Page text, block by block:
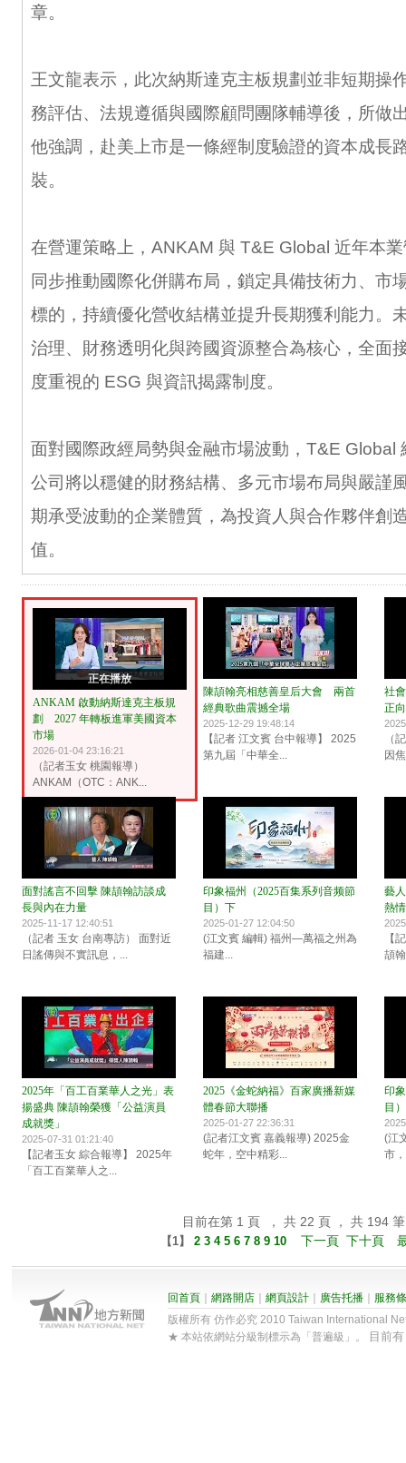
章。
王文龍表示，此次納斯達克主板規劃並非短期操
務評估、法規遵循與國際顧問團隊輔導後，所做
他強調，赴美上市是一條經制度驗證的資本成長
裝。
在營運策略上，ANKAM 與 T&E Global 近年本
同步推動國際化併購布局，鎖定具備技術力、市
標的，持續優化營收結構並提升長期獲利能力。
治理、財務透明化與跨國資源整合為核心，全面
度重視的 ESG 與資訊揭露制度。
面對國際政經局勢與金融市場波動，T&E Global
公司將以穩健的財務結構、多元市場布局與嚴謹
期承受波動的企業體質，為投資人與合作夥伴創
值。
正在播放
ANKAM 啟動納斯達克主板規
劃 2027 年轉板進軍美國資本
市場
2026-01-04 23:16:21
（記者玉女 桃園報導）
ANKAM（OTC：ANK...
陳頡翰亮相慈善皇后大會 兩首
經典歌曲震撼全場
2025-12-29 19:48:14
【記者 江文賓 台中報導】 2025
第九屆「中華全...
社
正
（
因
面對謠言不回擊 陳頡翰訪談成
長與內在力量
2025-11-17 12:40:51
（記者 玉女 台南專訪） 面對近
日謠傳與不實訊息，...
印象福州（2025百集系列音频節
目）下
2025-01-27 12:04:50
(江文賓 編輯) 福州—萬福之州為
福建...
藝
熱
【
頡
2025年「百工百業華人之光」表
揚盛典 陳頡翰榮獲「公益演員
成就獎」
2025-07-31 01:21:40
【記者玉女 綜合報導】 2025年
「百工百業華人之...
2025《金蛇納福》百家廣播新媒
體春節大聯播
2025-01-27 22:36:31
(記者江文賓 嘉義報導) 2025金
蛇年，空中精彩...
印
目
(江
市
目前在第 1 頁 ， 共 22 頁 ， 共 194 筆
【1】 2 3 4 5 6 7 8 9 10 下一頁 下十頁
回首頁 網路開店 網頁設計 廣告托播
服務
版權所有 仿作必究 2010 Taiwan International
★ 本站依網站分級制標示為「普遍級」。
目前